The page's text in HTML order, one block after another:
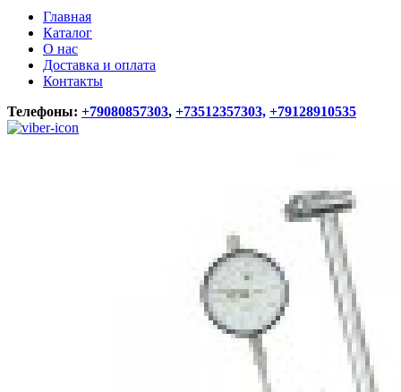
Главная
Каталог
О нас
Доставка и оплата
Контакты
Телефоны: +79080857303, +73512357303, +79128910535